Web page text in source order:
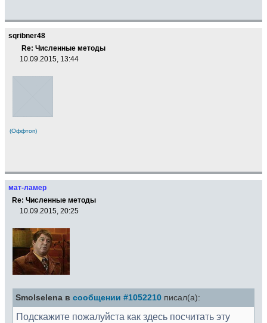
sqribner48
Re: Численные методы
10.09.2015, 13:44
(Оффтоп)
мат-ламер
Re: Численные методы
10.09.2015, 20:25
Smolselena в сообщении #1052210 писал(а):
Подскажите пожалуйста как здесь посчитать эту